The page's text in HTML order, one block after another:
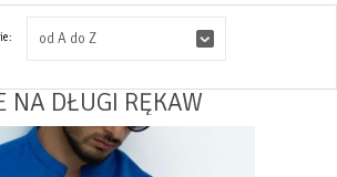
od A do Z
NA DŁUGI RĘKAW